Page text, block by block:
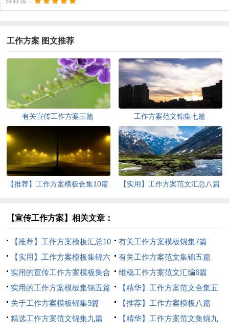
工作方案 图文推荐
有关宣传工作方案三篇 工作方案范文锦集七篇
【推荐】工作方案模板合集10篇 【实用】工作方案范文汇总八篇
【宣传工作方案】相关文章：
【推荐】工作方案模板汇总10
篇
有关工作方案模板锦集7篇
【实用】工作方案模板集锦六
篇
有关工作方案范文集锦五篇
实用的宣传工作方案模板集合
10篇
维稳工作方案范文汇编6篇
实用的工作方案模板集锦五篇
【精华】工作方案范文合集五
篇
关于工作方案模板锦集9篇
【推荐】工作方案模板八篇
精选工作方案范文锦集九篇
【精华】工作方案范文集锦九